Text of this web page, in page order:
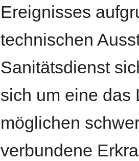
Ereignisses
technischen
Sanitätsdienst
sich um eine das
möglichen
verbundene